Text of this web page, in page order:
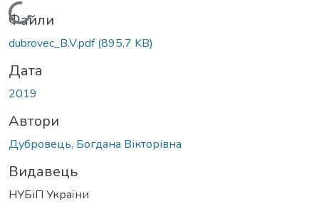
Вантажиться...
Файли
dubrovec_B.V.pdf(895,7 KB)
Дата
2019
Автори
Дубровець, Богдана Вікторівна
Видавець
НУБіП України